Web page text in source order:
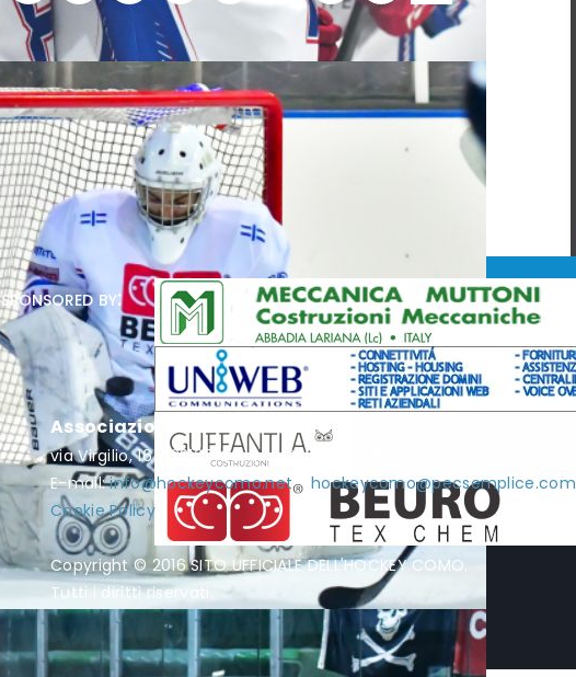
sponsored by:
Associazione Hockey Como
via Virgilio, 16 - 22100 Como - P.I. / C.F. 01951990132
E-mail:info@hockeycomo.net-hockeycomo@pecsemplice.com
Cookie Policy
Copyright © 2016 SITO UFFICIALE DELL'HOCKEY COMO.
Tutti i diritti riservati.